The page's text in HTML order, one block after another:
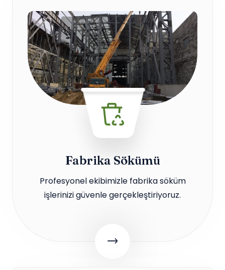
Fabrika Sökümü
Profesyonel ekibimizle fabrika söküm
işlerinizi güvenle gerçekleştiriyoruz.